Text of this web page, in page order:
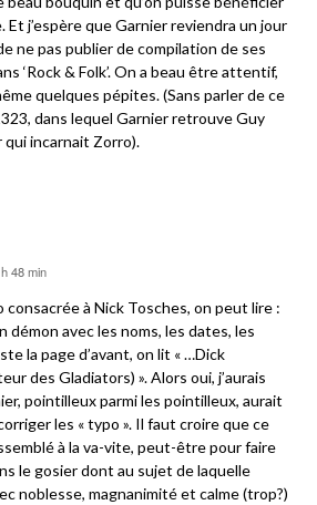
Et j’espère que Garnier reviendra un jour
ne pas publier de compilation de ses
‘Rock & Folk’. On a beau être attentif,
quelques pépites. (Sans parler de ce
dans lequel Garnier retrouve Guy
qui incarnait Zorro).
48 min
à Nick Tosches, on peut lire :
démon avec les noms, les dates, les
la page d’avant, on lit « …Dick
des Gladiators) ». Alors oui, j’aurais
pointilleux parmi les pointilleux, aurait
les « typo ». Il faut croire que ce
à la va-vite, peut-être pour faire
le gosier dont au sujet de laquelle
noblesse, magnanimité et calme (trop?)